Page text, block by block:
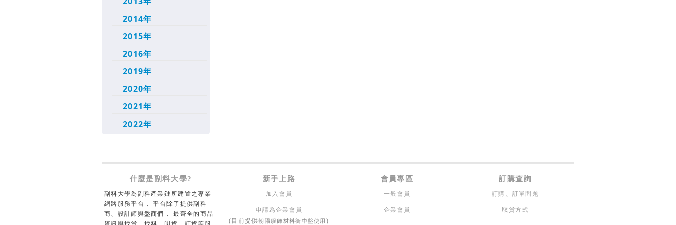
2014年
2015年
2016年
2019年
2020年
2021年
2022年
什麼是副料大學? 新手上路 會員專區 訂購查詢
副料大學為副料產業鏈所建置之專業
網路服務平台， 平台除了提供副料
商、設計師與盤商們， 最齊全的商品
加入會員 一般會員 訂購、訂單問題
申請為企業會員
(目前提供朝陽服飾材料街中盤使用 )
企業會員 取貨方式